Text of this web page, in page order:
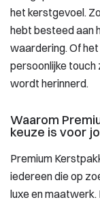
het kerstgevoel.
hebt besteed aan
waardering. Of
persoonlijke
wordt herinnerd.
Waarom
keuze is voor
Premium
iedereen die op
luxe en